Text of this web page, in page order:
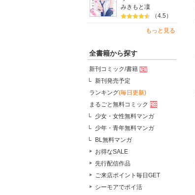
みきもと凜
（4.5）
もっと見る
全書籍から探す
新刊コミック/書籍
新刊発売予定
ランキング(毎日更新)
まるごと無料コミック
少女・女性無料マンガ
少年・青年無料マンガ
BL無料マンガ
お得なSALE
先行配信作品
ご来店ポイント毎日GET
シーモアでポイ活